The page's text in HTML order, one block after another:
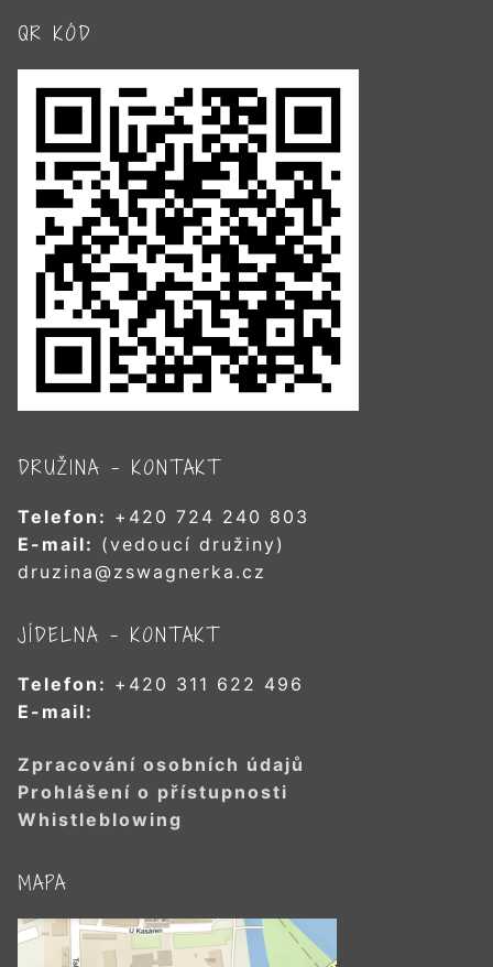
QR KÓD
DRUŽINA – KONTAKT
Telefon: +420 724 240 803
E-mail: (vedoucí družiny)
druzina@zswagnerka.cz
JÍDELNA – KONTAKT
Telefon: +420 311 622 496
E-mail:
Zpracování osobních údajů
Prohlášení o přístupnosti
Whistleblowing
MAPA